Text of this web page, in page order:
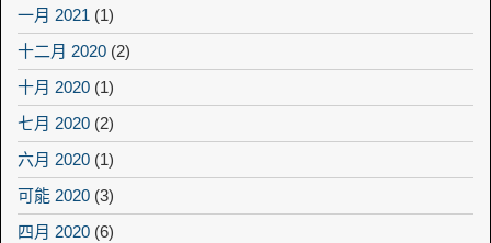
一月 2021 (1)
十二月 2020 (2)
十月 2020 (1)
七月 2020 (2)
六月 2020 (1)
可能 2020 (3)
四月 2020 (6)